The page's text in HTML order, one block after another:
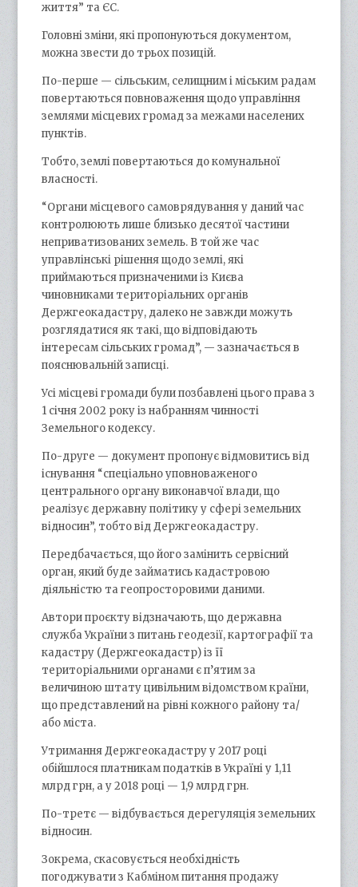
життя” та ЄС.
Головні зміни, які пропонуються документом,
можна звести до трьох позицій.
По-перше — сільським, селищним і міським радам
повертаються повноваження щодо управління
землями місцевих громад за межами населених
пунктів.
Тобто, землі повертаються до комунальної
власності.
“Органи місцевого самоврядування у даний час
контролюють лише близько десятої частини
неприватизованих земель. В той же час
управлінські рішення щодо землі, які
приймаються призначеними із Києва
чиновниками територіальних органів
Держгеокадастру, далеко не завжди можуть
розглядатися як такі, що відповідають
інтересам сільських громад”, — зазначається в
пояснювальній записці.
Усі місцеві громади були позбавлені цього права з
1 січня 2002 року із набранням чинності
Земельного кодексу.
По-друге — документ пропонує відмовитись від
існування “спеціально уповноваженого
центрального органу виконавчої влади, що
реалізує державну політику у сфері земельних
відносин”, тобто від Держгеокадастру.
Передбачається, що його замінить сервісний
орган, який буде займатись кадастровою
діяльністю та геопросторовими даними.
Автори проєкту відзначають, що державна
служба України з питань геодезії, картографії та
кадастру (Держгеокадастр) із її
територіальними органами є п’ятим за
величиною штату цивільним відомством країни,
що представлений на рівні кожного району та/
або міста.
Утримання Держгеокадастру у 2017 році
обійшлося платникам податків в Україні у 1,11
млрд грн, а у 2018 році — 1,9 млрд грн.
По-третє — відбувається дерегуляція земельних
відносин.
Зокрема, скасовується необхідність
погоджувати з Кабміном питання продажу